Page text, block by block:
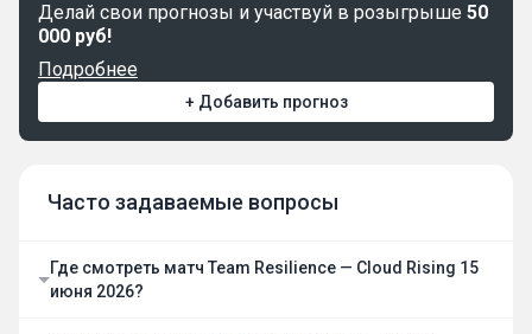
Делай свои прогнозы и участвуй в розыгрыше 50
000 руб!
Подробнее
+ Добавить прогноз
Часто задаваемые вопросы
Где смотреть матч Team Resilience — Cloud Rising 15
июня 2026?